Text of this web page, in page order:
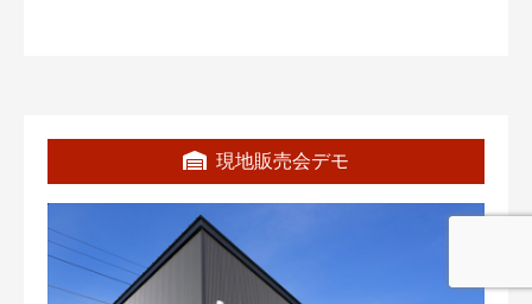
現地販売会デモ